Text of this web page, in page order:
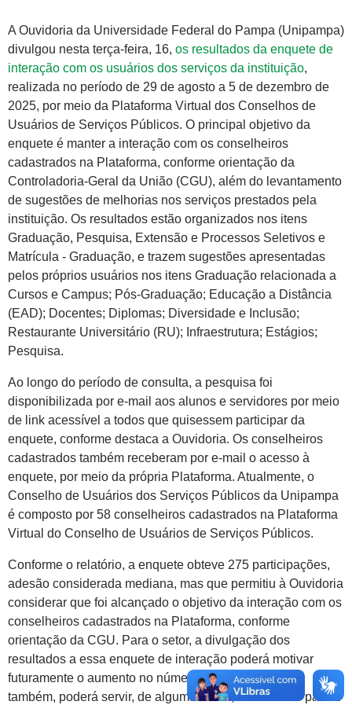
A Ouvidoria da Universidade Federal do Pampa (Unipampa)
divulgou nesta terça-feira, 16, os resultados da enquete de
interação com os usuários dos serviços da instituição,
realizada no período de 29 de agosto a 5 de dezembro de
2025, por meio da Plataforma Virtual dos Conselhos de
Usuários de Serviços Públicos. O principal objetivo da
enquete é manter a interação com os conselheiros
cadastrados na Plataforma, conforme orientação da
Controladoria-Geral da União (CGU), além do levantamento
de sugestões de melhorias nos serviços prestados pela
instituição. Os resultados estão organizados nos itens
Graduação, Pesquisa, Extensão e Processos Seletivos e
Matrícula - Graduação, e trazem sugestões apresentadas
pelos próprios usuários nos itens Graduação relacionada a
Cursos e Campus; Pós-Graduação; Educação a Distância
(EAD); Docentes; Diplomas; Diversidade e Inclusão;
Restaurante Universitário (RU); Infraestrutura; Estágios;
Pesquisa.
Ao longo do período de consulta, a pesquisa foi
disponibilizada por e-mail aos alunos e servidores por meio
de link acessível a todos que quisessem participar da
enquete, conforme destaca a Ouvidoria. Os conselheiros
cadastrados também receberam por e-mail o acesso à
enquete, por meio da própria Plataforma. Atualmente, o
Conselho de Usuários dos Serviços Públicos da Unipampa
é composto por 58 conselheiros cadastrados na Plataforma
Virtual do Conselho de Usuários de Serviços Públicos.
Conforme o relatório, a enquete obteve 275 participações,
adesão considerada mediana, mas que permitiu à Ouvidoria
considerar que foi alcançado o objetivo da interação com os
conselheiros cadastrados na Plataforma, conforme
orientação da CGU. Para o setor, a divulgação dos
resultados a essa enquete de interação poderá motivar
futuramente o aumento no número de conselheiros e,
também, poderá servir, de alguma forma, de subsídio para a